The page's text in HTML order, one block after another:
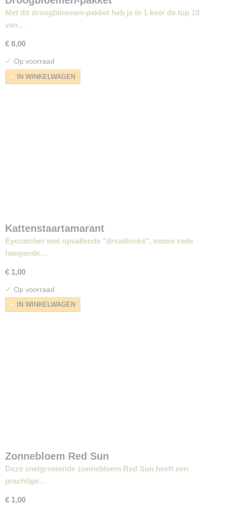
Met dit droogbloemen-pakket heb je in 1 keer de top 10
van…
€ 8,00
✓ Op voorraad
IN WINKELWAGEN
Kattenstaartamarant
Eyecatcher met opvallende "dreadlocks", mooie rode
hangende…
€ 1,00
✓ Op voorraad
IN WINKELWAGEN
Zonnebloem Red Sun
Deze snelgroeiende zonnebloem Red Sun heeft een
prachtige…
€ 1,00